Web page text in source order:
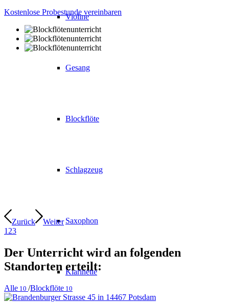
Violine
Gesang
Blockflöte
Schlagzeug
Saxophon
Klarinette
Kostenlose Probestunde vereinbaren
Zurück
Weiter
1 23
Der Unterricht wird an folgenden
Standorten erteilt:
Alle 10 /Blockflöte 10